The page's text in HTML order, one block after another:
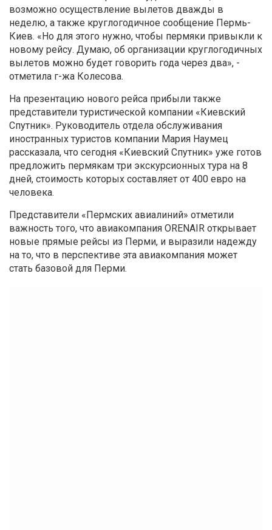
возможно осуществление вылетов дважды в
неделю, а также круглогодичное сообщение Пермь-
Киев. «Но для этого нужно, чтобы пермяки привыкли к
новому рейсу. Думаю, об организации круглогодичных
вылетов можно будет говорить года через два», -
отметила г-жа Колесова.
На презентацию нового рейса прибыли также
представители туристической компании «Киевский
Спутник». Руководитель отдела обслуживания
иностранных туристов компании Мария Наумец
рассказала, что сегодня «Киевский Спутник» уже готов
предложить пермякам три экскурсионных тура на 8
дней, стоимость которых составляет от 400 евро на
человека.
Представители «Пермских авиалиний» отметили
важность того, что авиакомпания ORENAIR открывает
новые прямые рейсы из Перми, и выразили надежду
на то, что в перспективе эта авиакомпания может
стать базовой для Перми.